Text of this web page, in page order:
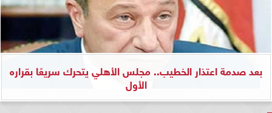
بعد صدمة اعتذار الخطيب.. مجلس الأهلي يتحرك سريعًا بقراره
الأول